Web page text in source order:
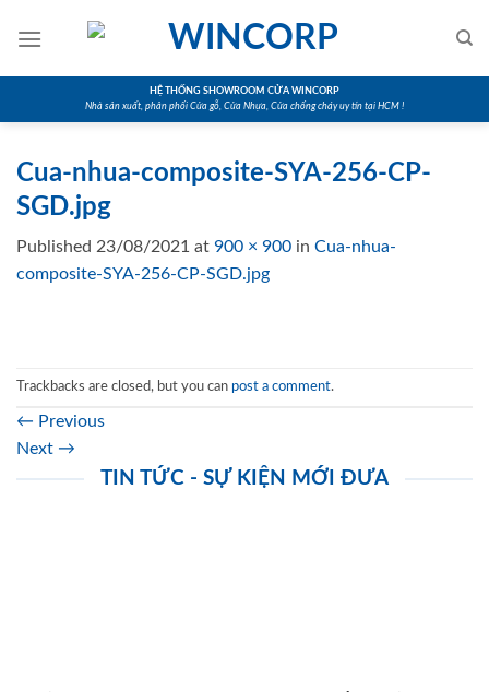
HỆ THỐNG SHOWROOM CỬA WINCORP
Nhà sản xuất, phân phối Cửa gỗ, Cửa Nhựa, Cửa chống cháy uy tín tại HCM !
Cua-nhua-composite-SYA-256-CP-
SGD.jpg
Published 23/08/2021 at 900 × 900 in Cua-nhua-
composite-SYA-256-CP-SGD.jpg
Trackbacks are closed, but you can post a comment.
← Previous
Next →
TIN TỨC - SỰ KIỆN MỚI ĐƯA